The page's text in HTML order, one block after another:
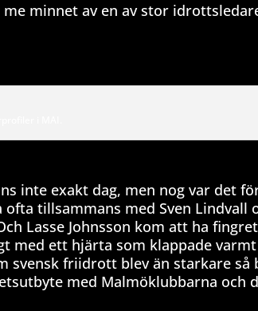
minnet av en av stor
inte exakt dag, men nog var det
tillsammans med Sven Lindvall
Lasse Johnsson kom att ha
med ett hjärta som klappade
svensk friidrott blev än starkare så
med Malmöklubbarna och